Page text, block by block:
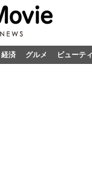
済 グルメ ビューティ